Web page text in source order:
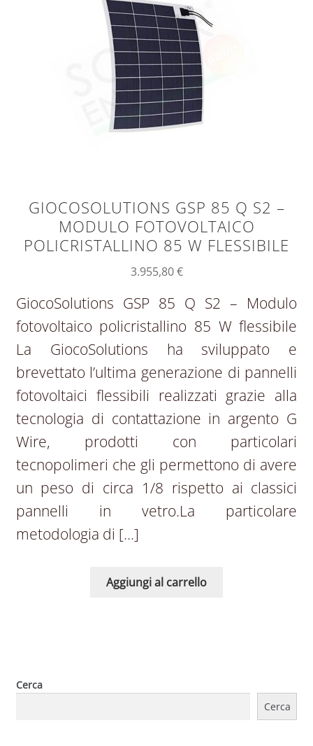
GIOCOSOLUTIONS GSP 85 Q S2 –
MODULO FOTOVOLTAICO
POLICRISTALLINO 85 W FLESSIBILE
3.955,80€
GiocoSolutions GSP 85 Q S2 – Modulo
fotovoltaico policristallino 85 W flessibile
La GiocoSolutions ha sviluppato e
brevettato l’ultima generazione di pannelli
fotovoltaici flessibili realizzati grazie alla
tecnologia di contattazione in argento G
Wire, prodotti con particolari
tecnopolimeri che gli permettono di avere
un peso di circa 1/8 rispetto ai classici
pannelli in vetro.La particolare
metodologia di […]
Aggiungi al carrello
Cerca
Cerca